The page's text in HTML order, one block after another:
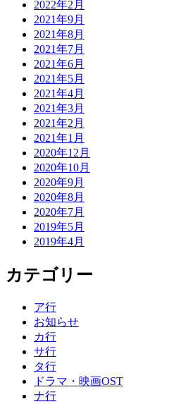
2022年2月
2021年9月
2021年8月
2021年7月
2021年6月
2021年5月
2021年4月
2021年3月
2021年2月
2021年1月
2020年12月
2020年10月
2020年9月
2020年8月
2020年7月
2019年5月
2019年4月
カテゴリー
ア行
お知らせ
カ行
サ行
タ行
ドラマ・映画OST
ナ行